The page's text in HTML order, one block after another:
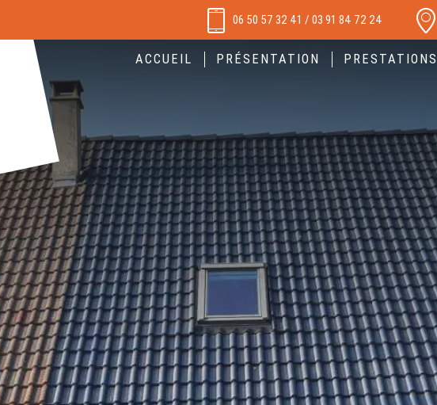
06 50 57 32 41 /03 91 84 72 24
ACCUEIL PRÉSENTATION PRESTATIONS